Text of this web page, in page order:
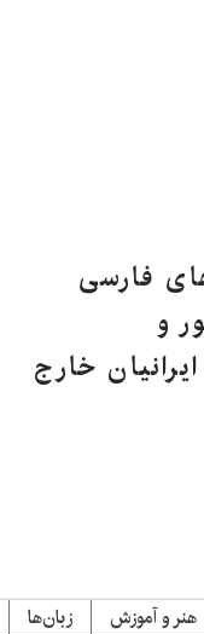
فارسی
و
خارج
هنر و آموزش زبان‌ها